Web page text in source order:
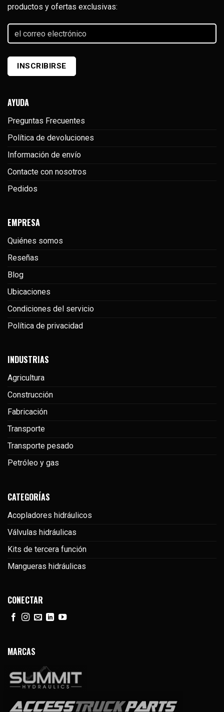
productos y ofertas exclusivas:
correo
INSCRIBIRSE
AYUDA
Preguntas Frecuentes
Política de devoluciones
Información de envío
Contacte con nosotros
Pedidos
EMPRESA
Quiénes somos
Reseñas
Blog
Ubicaciones
Condiciones del servicio
Política de privacidad
INDUSTRIAS
Agricultura
Construcción
Fabricación
Transporte
Transporte pesado
Petróleo y gas
CATEGORÍAS
Acopladores hidráulicos
Válvulas hidráulicas
Kits de tercera función
Mangueras hidráulicas
CONECTAR
MARCAS